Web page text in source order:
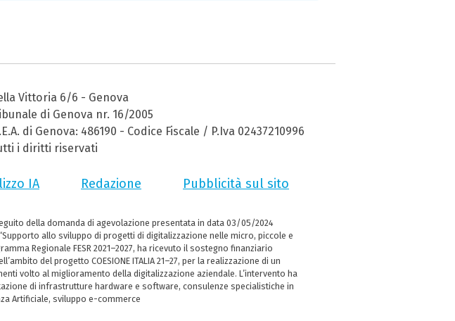
Vittoria 6/6 - Genova
di Genova nr. 16/2005
di Genova: 486190 - Codice Fiscale / P.Iva 02437210996
i diritti riservati
IA Redazione Pubblicità sul sito
seguito della domanda di agevolazione presentata in data 03/05/2024
allo sviluppo di progetti di digitalizzazione nelle micro, piccole e
Regionale FESR 2021–2027, ha ricevuto il sostegno finanziario
del progetto COESIONE ITALIA 21–27, per la realizzazione di un
volto al miglioramento della digitalizzazione aziendale. L’intervento ha
di infrastrutture hardware e software, consulenze specialistiche in
Artificiale, sviluppo e-commerce